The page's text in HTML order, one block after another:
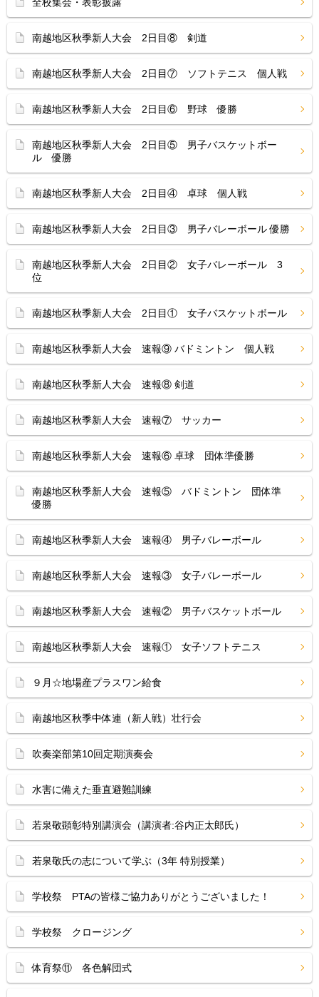
南越地区秋季新人大会 2日目⑧ 剣道
南越地区秋季新人大会 2日目⑦ ソフトテニス 個人戦
南越地区秋季新人大会 2日目⑥ 野球 優勝
南越地区秋季新人大会 2日目⑤ 男子バスケットボー
ル 優勝
南越地区秋季新人大会 2日目④ 卓球 個人戦
南越地区秋季新人大会 2日目③ 男子バレーボール 優勝
南越地区秋季新人大会 2日目② 女子バレーボール 3
位
南越地区秋季新人大会 2日目① 女子バスケットボール
南越地区秋季新人大会 速報⑨ バドミントン 個人戦
南越地区秋季新人大会 速報⑧ 剣道
南越地区秋季新人大会 速報⑦ サッカー
南越地区秋季新人大会 速報⑥ 卓球 団体準優勝
南越地区秋季新人大会 速報⑤ バドミントン 団体準
優勝
南越地区秋季新人大会 速報④ 男子バレーボール
南越地区秋季新人大会 速報③ 女子バレーボール
南越地区秋季新人大会 速報② 男子バスケットボール
南越地区秋季新人大会 速報① 女子ソフトテニス
９月☆地場産プラスワン給食
南越地区秋季中体連（新人戦）壮行会
吹奏楽部第10回定期演奏会
水害に備えた垂直避難訓練
若泉敬顕彰特別講演会（講演者:谷内正太郎氏）
若泉敬氏の志について学ぶ（3年 特別授業）
学校祭 PTAの皆様ご協力ありがとうございました！
学校祭 クロージング
体育祭⑪ 各色解団式